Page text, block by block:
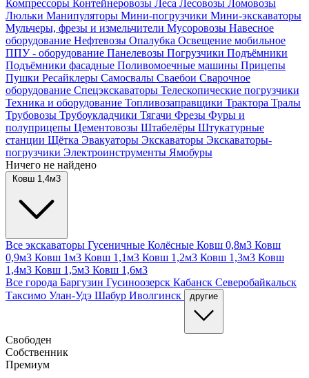
Компрессоры Контейнеровозы Леса Лесовозы Ломовозы
Люльки Манипуляторы Мини-погрузчики Мини-экскаваторы
Мульчеры, фрезы и измельчители Мусоровозы Навесное
оборудование Нефтевозы Опалубка Освещение мобильное
ППУ - оборудование Панелевозы Погрузчики Подъёмники
Подъёмники фасадные Поливомоечные машины Прицепы
Пушки Ресайклеры Самосвалы Сваебои Сварочное
оборудование Спецэкскаваторы Телескопические погрузчики
Техника и оборудование Топливозаправщики Трактора Тралы
Трубовозы Трубоукладчики Тягачи Фрезы Фуры и
полуприцепы Цементовозы Штабелёры Штукатурные
станции Щётка Эвакуаторы Экскаваторы Экскаваторы-
погрузчики Электроинструменты Ямобуры
Ничего не найдено
Ковш 1,4м3
Все экскаваторы Гусеничные Колёсные Ковш 0,8м3 Ковш
0,9м3 Ковш 1м3 Ковш 1,1м3 Ковш 1,2м3 Ковш 1,3м3 Ковш
1,4м3 Ковш 1,5м3 Ковш 1,6м3
Все города Баргузин Гусиноозерск Кабанск Северобайкальск
Таксимо Улан-Удэ Шабур Иволгинск другие
Свободен
Собственник
Премиум